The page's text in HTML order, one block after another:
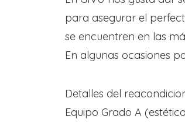
para asegurar el
se encuentren en las
En algunas ocasiones
Detalles del
Equipo Grado A